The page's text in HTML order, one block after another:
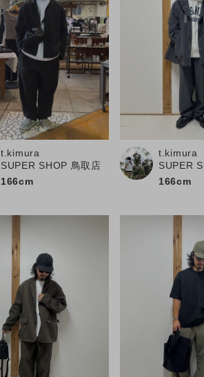
BINGOYA
無料公式アプリダウンロー
t.kimura
SUPER SHOP 鳥取店
166cm
t.kimura
SUPER
166cm